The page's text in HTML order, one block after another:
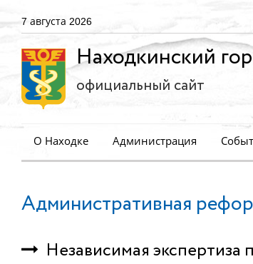
7 августа 2026
Находкинский
официальный сайт
О Находке Администрация
Административная
Независимая